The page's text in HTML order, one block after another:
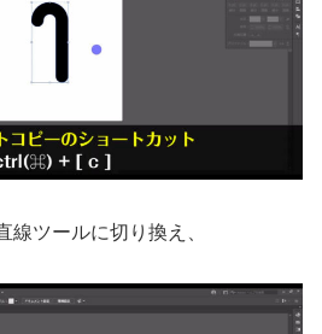
ツールに切り換え、